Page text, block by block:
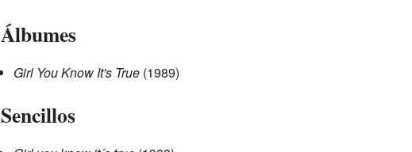
Álbumes
Girl You Know It's True(1989)
Sencillos